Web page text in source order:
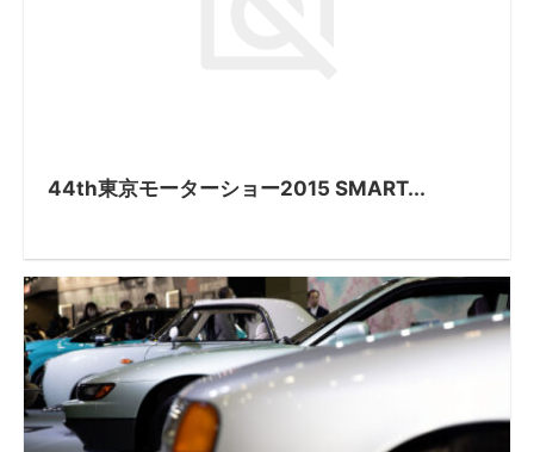
44th東京モーターショー2015 SMART...